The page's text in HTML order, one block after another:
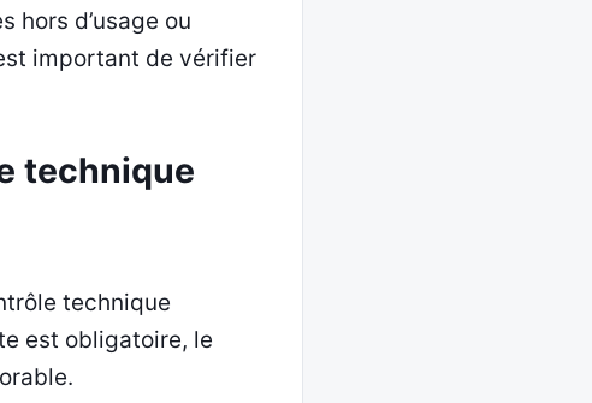
hors d’usage ou
important de vérifier
technique
technique
est obligatoire, le